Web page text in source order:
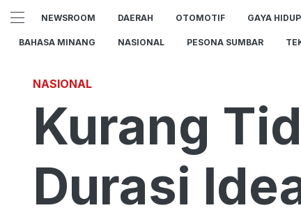
NEWSROOM DAERAH OTOMOTIF GAYA HIDUP
BAHASA MINANG NASIONAL PESONA SUMBAR
NASIONAL
Kurang
Durasi